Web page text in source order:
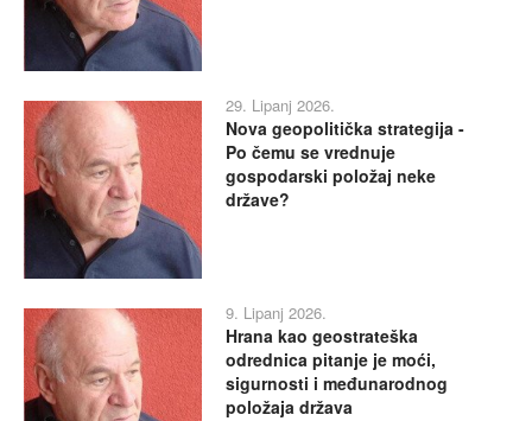
29. Lipanj 2026.
Nova geopolitička strategija -
Po čemu se vrednuje
gospodarski položaj neke
države?
9. Lipanj 2026.
Hrana kao geostrateška
odrednica pitanje je moći,
sigurnosti i međunarodnog
položaja država